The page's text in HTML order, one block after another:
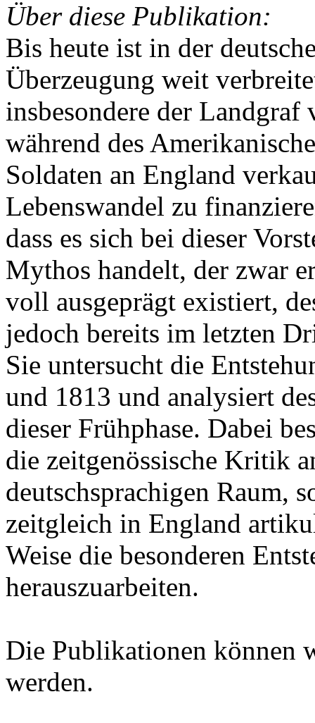
Über diese Publikation:
Bis heute ist in der
Überzeugung weit
insbesondere der Landgraf
während des
Soldaten an England
Lebenswandel zu
dass es sich bei dieser
Mythos handelt, der zwar
voll ausgeprägt existiert,
jedoch bereits im letzten
Sie untersucht die
und 1813 und analysiert
dieser Frühphase. Dabei
die zeitgenössische Kritik
deutschsprachigen Raum,
zeitgleich in England
Weise die besonderen
herauszuarbeiten.
Die Publikationen können
werden.